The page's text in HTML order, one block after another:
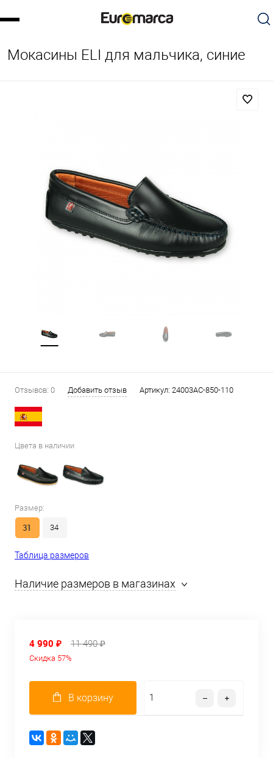
Мокасины ELI для мальчика, синие
Отзывов: 0 Добавить отзыв Артикул: 24003AC-850-110
Цвета в наличии
Размер:
31 34
Таблица размеров
Наличие размеров в магазинах
4 990 ₽ 11 490 ₽
Скидка 57%
В корзину